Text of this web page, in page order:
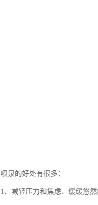
喷泉的好处有很多：
1、减轻压力和焦虑、缓缓悠